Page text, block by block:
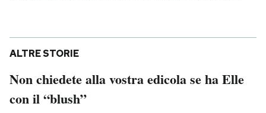
ALTRE STORIE
Non chiedete alla vostra edicola se ha Elle
con il “blush”